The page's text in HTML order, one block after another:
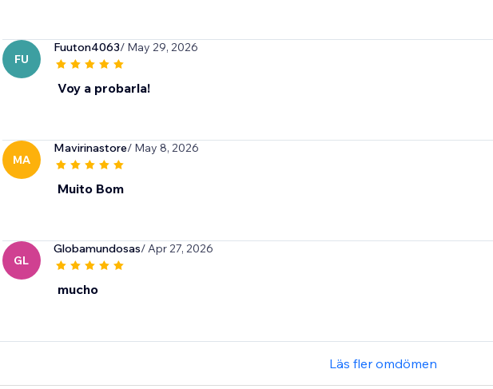
FU
Fuuton4063/ May 29, 2026
Voy a probarla!
MA
Mavirinastore/ May 8, 2026
Muito Bom
GL
Globamundosas/ Apr 27, 2026
mucho
Läs fler omdömen